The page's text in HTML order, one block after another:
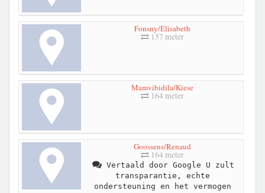
Fonsny/Elisabeth
157 meter
Mamvibidila/Kiese
164 meter
Goossens/Renaud
164 meter
Vertaald door Google U zult
transparantie, echte
ondersteuning en het vermogen